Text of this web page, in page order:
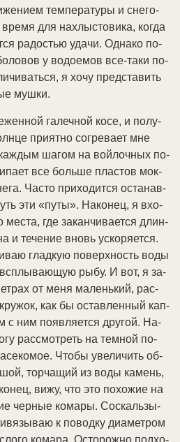
тем­пе­ра­ту­ры и сне­го­
для на­хлы­сто­ви­ка, ко­гда
ра­до­стью уда­чи. Од­на­ко по­
у во­до­емов все-та­ки по­
я хо­чу пред­ста­вить
муш­ки.
га­леч­ной ко­се, и по­лу­
при­ят­но со­гре­ва­ет мне
ша­гом на вой­лоч­ных по­
все боль­ше пла­стов мок­
Час­то при­хо­дит­ся ос­та­нав­
эти «пу­ты». На­ко­нец, я вхо­
мес­та, где за­кан­чи­ва­ет­ся длин­
и те­че­ние вновь ус­ко­ря­ет­ся.
глад­кую по­верх­ность во­ды
ры­бу. И вот, я за­
от ме­ня ма­лень­кий, рас­
как бы ос­тав­лен­ный ка­п­
с ним по­яв­ля­ет­ся дру­гой. На­
рас­смот­реть на тем­ной по­
Что­бы уве­ли­чить об­
тор­ча­щий из во­ды ка­мень,
ви­жу, что это по­хо­жие на
чер­ные ко­ма­ры. Со­скаль­зы­
к по­вод­ку диа­мет­ром
ко­ма­ра. Ос­то­рож­но под­хо­